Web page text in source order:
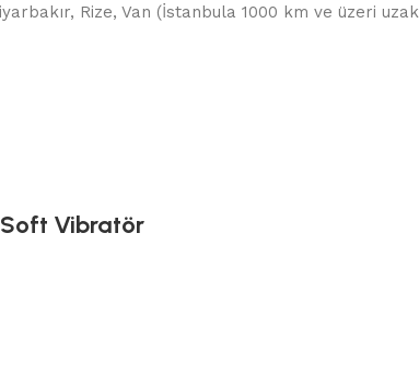
Rize, Van (İstanbula 1000 km ve üzeri
Soft Vibratör